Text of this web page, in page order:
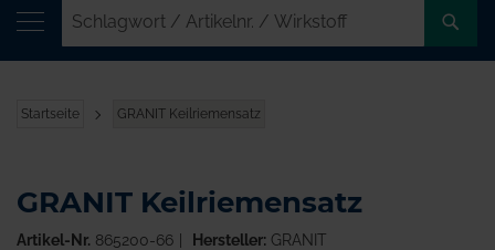
Startseite GRANIT Keilriemensatz
GRANIT Keilriemensatz
Artikel-Nr. 865200-66 Hersteller:GRANIT